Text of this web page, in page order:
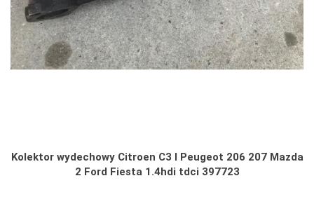
Kolektor wydechowy Citroen C3 I Peugeot 206 207 Mazda
2 Ford Fiesta 1.4hdi tdci 397723